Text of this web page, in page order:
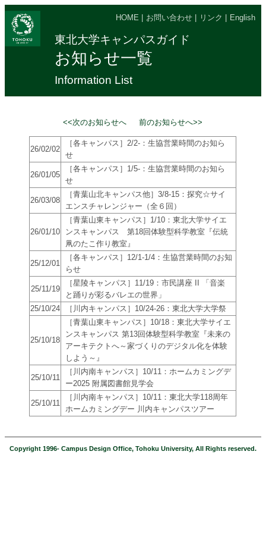
HOME お問い合わせ リンク English
東北大学キャンパスガイド
お知らせ一覧
Information List
<<次のお知らせへ 前のお知らせへ>>
26/02/02
［各キャンパス］2/2-：生協営業時間のお知ら
せ
26/01/05
［各キャンパス］1/5-：生協営業時間のお知ら
せ
26/03/08
［青葉山北キャンパス他］3/8-15：探究☆サイ
エンスチャレンジャー（全６回）
26/01/10
［青葉山東キャンパス］1/10：東北大学サイエ
ンスキャンパス 第18回体験型科学教室『伝統
凧のたこ作り教室』
25/12/01
［各キャンパス］12/1-1/4：生協営業時間のお知
らせ
25/11/19
［星陵キャンパス］11/19：市民講座 II 「音楽
と踊りが彩るバレエの世界」
25/10/24
［川内キャンパス］10/24-26：東北大学大学祭
25/10/18
［青葉山東キャンパス］10/18：東北大学サイエ
ンスキャンパス 第13回体験型科学教室『未来の
アーキテクトへ～家づくりのデジタル化を体験
しよう～』
25/10/11
［川内南キャンパス］10/11：ホームカミングデ
ー2025 附属図書館見学会
25/10/11
［川内南キャンパス］10/11：東北大学118周年
ホームカミングデー 川内キャンパスツアー
Copyright 1996- Campus Design Office, Tohoku University, All Rights reserved.